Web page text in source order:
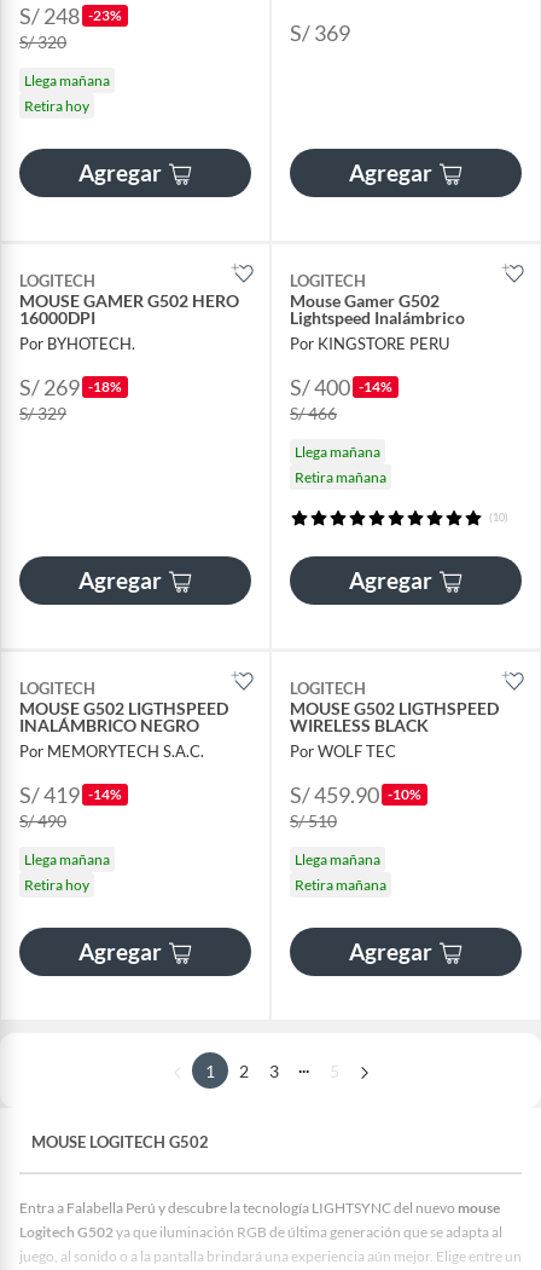
S/ 248 -23%
S/ 320
Llega mañana
Retira hoy
Agregar
S/ 369
Agregar
LOGITECH
MOUSE GAMER G502 HERO
16000DPI
Por BYHOTECH.
S/ 269 -18%
S/ 329
Agregar
LOGITECH
Mouse Gamer G502
Lightspeed Inalámbrico
Por KINGSTORE PERU
S/ 400 -14%
S/ 466
Llega mañana
Retira mañana
(10)
Agregar
LOGITECH
MOUSE G502 LIGTHSPEED
INALÁMBRICO NEGRO
Por MEMORYTECH S.A.C.
S/ 419 -14%
S/ 490
Llega mañana
Retira hoy
Agregar
LOGITECH
MOUSE G502 LIGTHSPEED
WIRELESS BLACK
Por WOLF TEC
S/ 459.90 -10%
S/ 510
Llega mañana
Retira mañana
Agregar
1 2 3 ... 5
MOUSE LOGITECH G502
Entra a Falabella Perú y descubre la tecnología LIGHTSYNC del nuevo mouse
Logitech G502ya que iluminación RGB de última generación que se adapta al
juego, al sonido o a la pantalla brindará una experiencia aún mejor. Elige entre un